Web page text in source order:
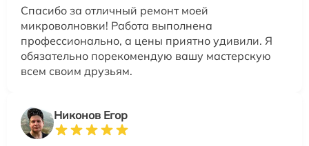
Спасибо за отличный ремонт моей
микроволновки! Работа выполнена
профессионально, а цены приятно удивили. Я
обязательно порекомендую вашу мастерскую
всем своим друзьям.
Никонов Егор